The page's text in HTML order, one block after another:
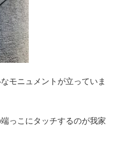
モニュメントが立っていま
っこにタッチするのが我家